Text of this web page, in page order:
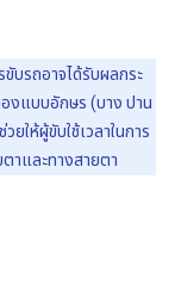
บรถอาจได้รับผลกระ
งแบบอักษร (บาง ปาน
ให้ผู้ขับใช้เวลาในการ
าและทางสายตา